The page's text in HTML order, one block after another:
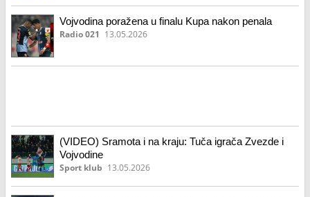
Vojvodina poražena u finalu Kupa nakon penala
Radio 021 13.05.2026
(VIDEO) Sramota i na kraju: Tuča igrača Zvezde i
Vojvodine
Sport klub 13.05.2026